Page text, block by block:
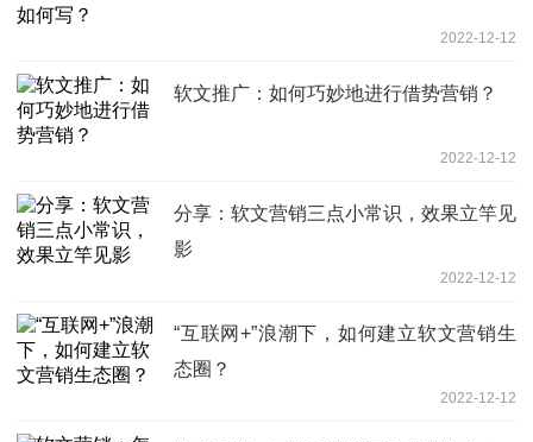
2022-12-12
软文推广：如何巧妙地进行借势营销？
2022-12-12
分享：软文营销三点小常识，效果立竿见
影
2022-12-12
“互联网+”浪潮下，如何建立软文营销生
态圈？
2022-12-12